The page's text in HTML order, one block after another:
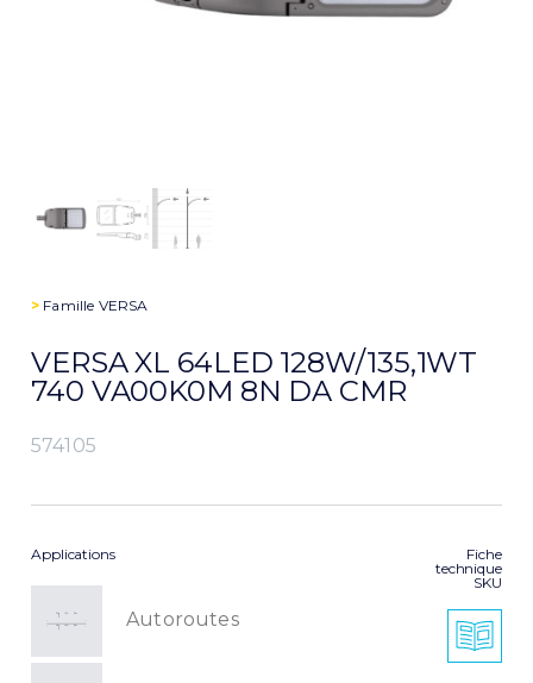
> Famille VERSA
VERSA XL 64LED 128W/135,1WT
740 VA00K0M 8N DA CMR
574105
Applications
Autoroutes
Fiche
technique
SKU